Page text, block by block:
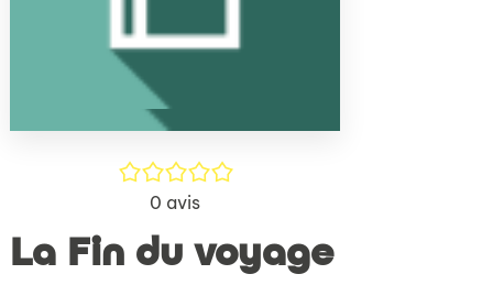
/5
0 avis
La Fin du voyage